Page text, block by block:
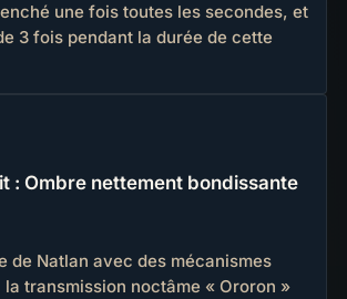
une fois toutes les secondes, et
3 fois pendant la durée de cette
: Ombre nettement bondissante
de Natlan avec des mécanismes
transmission noctâme « Ororon »